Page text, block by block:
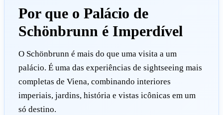
Por que o Palácio de
Schönbrunn é Imperdível
O Schönbrunn é mais do que uma visita a um
palácio. É uma das experiências de sightseeing mais
completas de Viena, combinando interiores
imperiais, jardins, história e vistas icônicas em um
só destino.